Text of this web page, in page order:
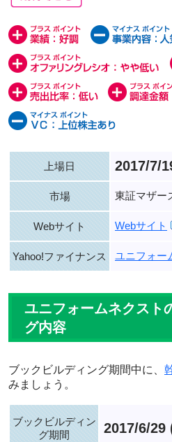
上場日 2017/7/
市場 東証マザー
Webサイト Webサイト
Yahoo!ファイナンス ユニフォー
ユニフォームネクスト
グ内容
ブックビルディング期間中に、
みましょう。
ブックビルディン
グ期間
2017/6/29